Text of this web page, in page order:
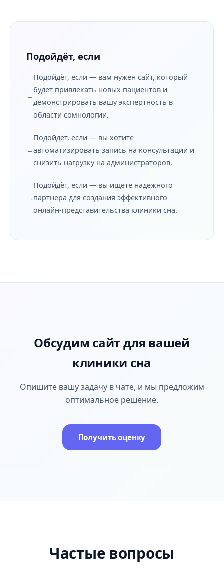
Подойдёт, если
Подойдёт, если — вам нужен сайт, который
будет привлекать новых пациентов и
демонстрировать вашу экспертность в
области сомнологии.
Подойдёт, если — вы хотите
автоматизировать запись на консультации и
снизить нагрузку на администраторов.
Подойдёт, если — вы ищете надежного
партнера для создания эффективного
онлайн-представительства клиники сна.
Обсудим сайт для вашей
клиники сна
Опишите вашу задачу в чате, и мы предложим
оптимальное решение.
Получить оценку
Частые вопросы